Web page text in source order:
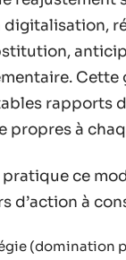
Cette
rapports
propres à
ce
d’action à
(domination